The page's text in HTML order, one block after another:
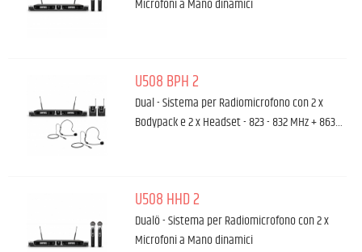
Microfoni a Mano dinamici
U508 BPH 2
Dual - Sistema per Radiomicrofono con 2 x
Bodypack e 2 x Headset - 823 - 832 MHz + 863…
U508 HHD 2
Dualö - Sistema per Radiomicrofono con 2 x
Microfoni a Mano dinamici